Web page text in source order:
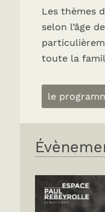
Les thèmes
selon l’âge
toute la
le